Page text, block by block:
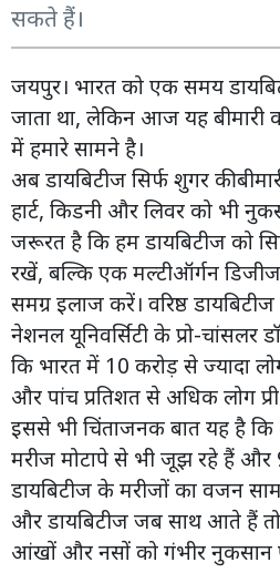
सकते हैं।
जयपुर। भारत को एक समय
जाता था, लेकिन आज यह बीमारी
में हमारे सामने है।
अब डायबिटीज सिर्फ शुगर की
हार्ट, किडनी और लिवर को भी
जरूरत है कि हम डायबिटीज को
रखें, बल्कि एक मल्टीऑर्गन
समग्र इलाज करें। वरिष्ठ
नेशनल यूनिवर्सिटी के प्रो-चांसलर
कि भारत में 10 करोड़ से ज्यादा
और पांच प्रतिशत से अधिक लोग
इससे भी चिंताजनक बात यह है कि
मरीज मोटापे से भी जूझ रहे हैं और
डायबिटीज के मरीजों का वजन
और डायबिटीज जब साथ आते हैं तो
आंखों और नसों को गंभीर नुकसान